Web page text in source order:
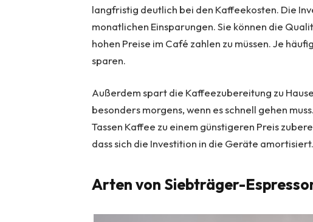
langfristig deutlich bei den Kaffeekosten. Die
monatlichen Einsparungen. Sie können die
hohen Preise im Café zahlen zu müssen. Je
sparen.
Außerdem spart die Kaffeezubereitung zu
besonders morgens, wenn es schnell gehen
Tassen Kaffee zu einem günstigeren Preis
dass sich die Investition in die Geräte amortisiert.
Arten von Siebträger-